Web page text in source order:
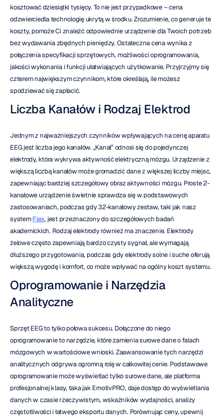
kosztować dziesiątki tysięcy. To nie jest przypadkowe – cena
odzwierciedla technologię ukrytą w środku. Zrozumienie, co generuje te
koszty, pomoże Ci znaleźć odpowiednie urządzenie dla Twoich potrzeb
bez wydawania zbędnych pieniędzy. Ostateczna cena wynika z
połączenia specyfikacji sprzętowych, możliwości oprogramowania,
jakości wykonania i funkcji ułatwiających użytkowanie. Przyjrzyjmy się
czterem największym czynnikom, które określają, ile możesz
spodziewać się zapłacić.
Liczba Kanałów i Rodzaj Elektrod
Jednym z najważniejszych czynników wpływających na cenę aparatu
EEG jest liczba jego kanałów. „Kanał” odnosi się do pojedynczej
elektrody, która wykrywa aktywność elektryczną mózgu. Urządzenie z
większą liczbą kanałów może gromadzić dane z większej liczby miejsc,
zapewniając bardziej szczegółowy obraz aktywności mózgu. Proste 2-
kanałowe urządzenie świetnie sprawdza się w podstawowych
zastosowaniach, podczas gdy 32-kanałowy zestaw, taki jak nasz
system Flex, jest przeznaczony do szczegółowych badań
akademickich. Rodzaj elektrody również ma znaczenie. Elektrody
żelowe często zapewniają bardzo czysty sygnał, ale wymagają
dłuższego przygotowania, podczas gdy elektrody solne i suche oferują
większą wygodę i komfort, co może wpływać na ogólny koszt systemu.
Oprogramowanie i Narzędzia
Analityczne
Sprzęt EEG to tylko połowa sukcesu. Dołączone do niego
oprogramowanie to narzędzie, które zamienia surowe dane o falach
mózgowych w wartościowe wnioski. Zaawansowanie tych narzędzi
analitycznych odgrywa ogromną rolę w całkowitej cenie. Podstawowe
oprogramowanie może wyświetlać tylko surowe dane, ale platforma
profesjonalnej klasy, taka jak EmotivPRO, daje dostęp do wyświetlania
danych w czasie rzeczywistym, wskaźników wydajności, analizy
częstotliwości i łatwego eksportu danych. Porównując ceny, upewnij